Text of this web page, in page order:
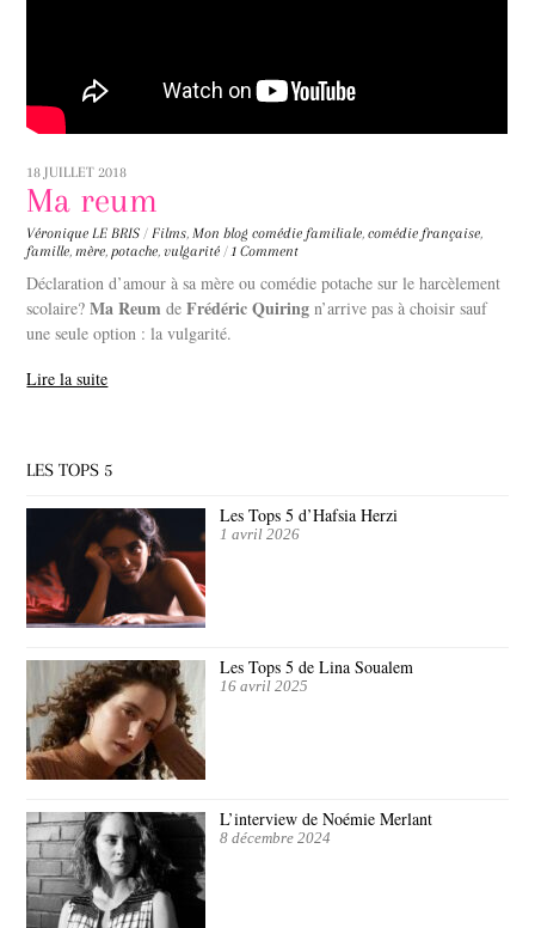
18 JUILLET 2018
Ma reum
Véronique LE BRIS / Films,Mon blog comédie familiale,comédie française,
famille,mère,potache,vulgarité / 1 Comment
Déclaration d’amour à sa mère ou comédie potache sur le harcèlement
scolaire?Ma Reum deFrédéric Quiring n’arrive pas à choisir sauf
une seule option : la vulgarité.
Lire la suite
LES TOPS 5
Les Tops 5 d’Hafsia Herzi
1 avril 2026
Les Tops 5 de Lina Soualem
16 avril 2025
L’interview de Noémie Merlant
8 décembre 2024